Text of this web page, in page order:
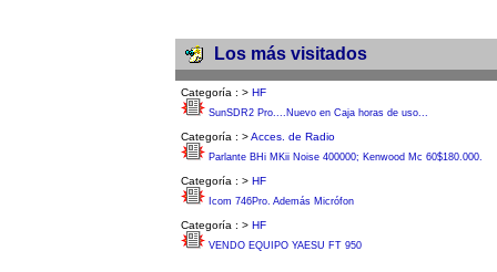
Los más visitados
Categoría : > HF
SunSDR2 Pro....Nuevo en Caja horas de uso...
Categoría : >Acces. de Radio
Parlante BHi MKii Noise 400000; Kenwood Mc 60$180.000.
Categoría : > HF
Icom 746Pro. Además Micrófon
Categoría : > HF
VENDO EQUIPO YAESU FT 950